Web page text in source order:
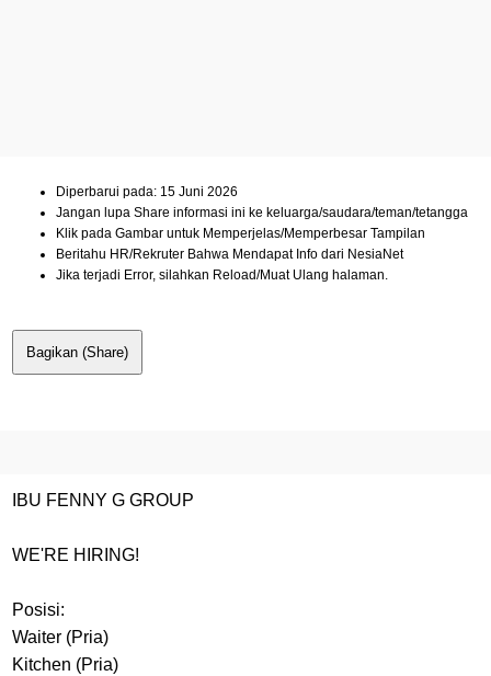
Diperbarui pada: 15 Juni 2026
Jangan lupa Share informasi ini ke keluarga/saudara/teman/tetangga
Klik pada Gambar untuk Memperjelas/Memperbesar Tampilan
Beritahu HR/Rekruter Bahwa Mendapat Info dari NesiaNet
Jika terjadi Error, silahkan Reload/Muat Ulang halaman.
Bagikan (Share)
IBU FENNY G GROUP
WE'RE HIRING!
Posisi:
Waiter (Pria)
Kitchen (Pria)